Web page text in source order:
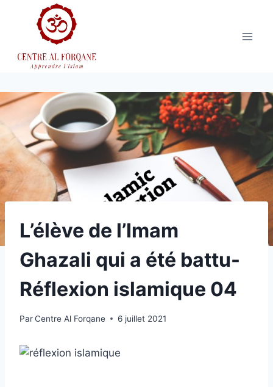
L’élève de l’Imam
Ghazali qui a été battu-
Réflexion islamique 04
ParCentre Al Forqane 6 juillet 2021